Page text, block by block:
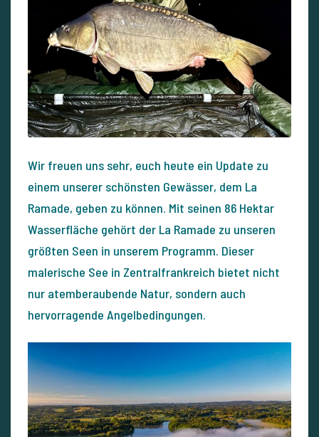
Wir freuen uns sehr, euch heute ein Update zu
einem unserer schönsten Gewässer, dem La
Ramade, geben zu können. Mit seinen 86 Hektar
Wasserfläche gehört der La Ramade zu unseren
größten Seen in unserem Programm. Dieser
malerische See in Zentralfrankreich bietet nicht
nur atemberaubende Natur, sondern auch
hervorragende Angelbedingungen.